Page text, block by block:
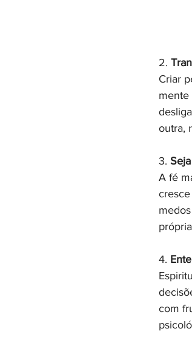
2.
Criar
mente
outra,
3.
A fé
4.
com